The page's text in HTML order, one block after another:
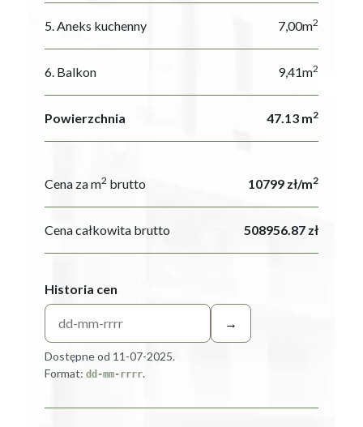
5. Aneks kuchenny 7,00m2
6. Balkon 9,41m2
Powierzchnia 47.13 m2
Cena za m2brutto 10799 zł/m2
Cena całkowita brutto 508956.87 zł
Historia cen
→
Dostępne od 11-07-2025.
Format: dd-mm-rrrr.